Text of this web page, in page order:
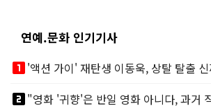
연예.문화 인기기사
looks_one
looks_two"영화 '귀향'은 반일 영화 아니다, 과거